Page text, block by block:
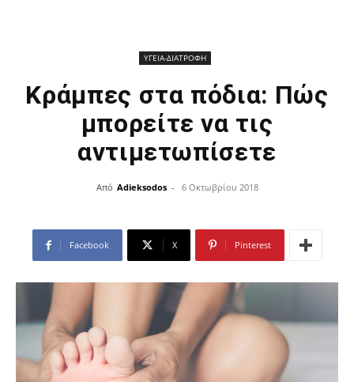
ΥΓΕΙΑ-ΔΙΑΤΡΟΦΗ
Κράμπες στα πόδια: Πώς
μπορείτε να τις
αντιμετωπίσετε
Από Adieksodos - 6 Οκτωβρίου 2018
Facebook X Pinterest